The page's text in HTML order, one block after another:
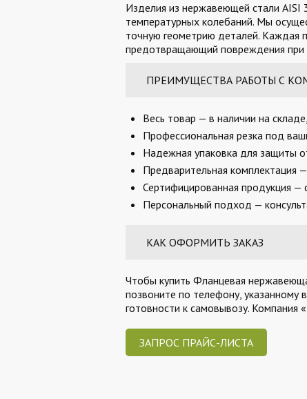
Изделия из нержавеющей стали AISI
температурных колебаний. Мы
точную геометрию деталей. Каждая
предотвращающий повреждения при
ПРЕИМУЩЕСТВА РАБОТЫ С
Весь товар — в наличии на
Профессиональная резка под
Надежная упаковка для защиты
Предварительная комплектация
Сертифицированная продукция —
Персональный подход —
КАК ОФОРМИТЬ ЗАКАЗ
Чтобы купить Фланцевая
позвоните по телефону, указанному
готовности к самовывозу.
ЗАПРОС ПРАЙС-ЛИСТА